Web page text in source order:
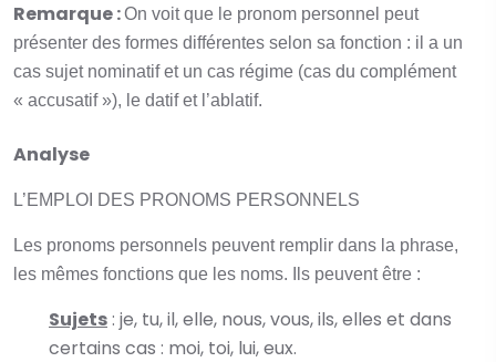
Remarque :On voit que le pronom personnel peut
présenter des formes différentes selon sa fonction : il a un
cas sujet nominatif et un cas régime (cas du complément
« accusatif »), le datif et l’ablatif.
Analyse
L’EMPLOI DES PRONOMS PERSONNELS
Les pronoms personnels peuvent remplir dans la phrase,
les mêmes fonctions que les noms. Ils peuvent être :
Sujets: je, tu, il, elle, nous, vous, ils, elles et dans
certains cas : moi, toi, lui, eux.